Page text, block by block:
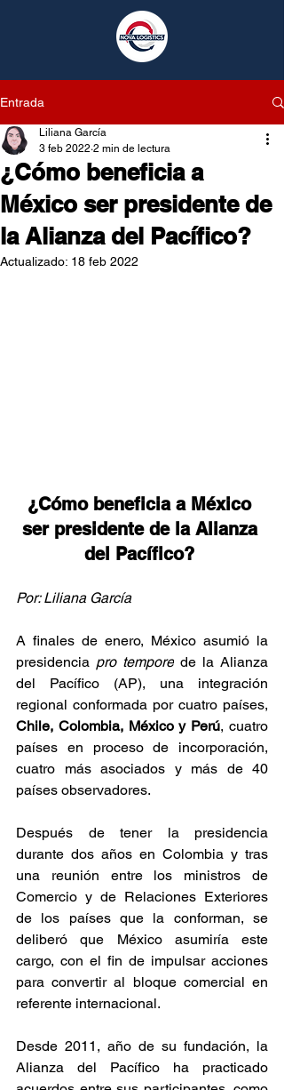
Entrada
¿Cómo beneficia a
México ser presidente de
la Alianza del Pacífico?
Liliana García
3 feb 2022 2 min de lectura
Actualizado: 18 feb 2022
¿Cómo beneficia a México
ser presidente de la Alianza
del Pacífico?
Por: Liliana García
A finales de enero, México asumió la
presidencia pro tempore de la Alianza
del Pacífico (AP), una integración
Chile, Colombia, México y Perú, cuatro
países en proceso de incorporación,
cuatro más asociados y más de 40
países observadores.
Después de tener la presidencia
durante dos años en Colombia y tras
una reunión entre los ministros de
Comercio y de Relaciones Exteriores
de los países que la conforman, se
deliberó que México asumiría este
cargo, con el fin de impulsar acciones
para convertir al bloque comercial en
referente internacional.
Desde 2011, año de su fundación, la
Alianza del Pacífico ha practicado